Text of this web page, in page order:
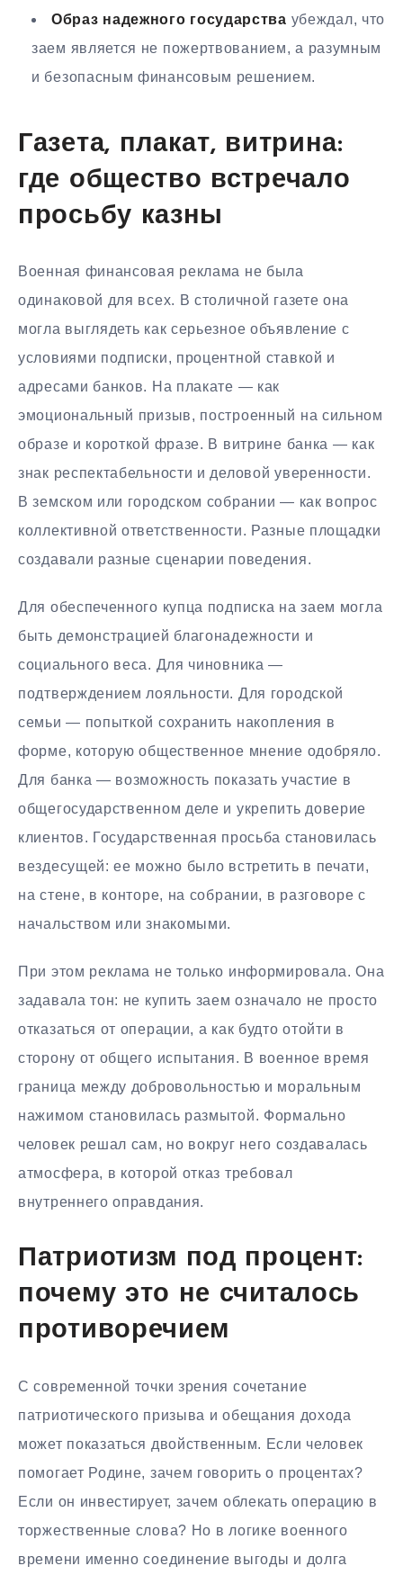
Образ надежного государства убеждал, что
заем является не пожертвованием, а разумным
и безопасным финансовым решением.
Газета, плакат, витрина:
где общество встречало
просьбу казны
Военная финансовая реклама не была
одинаковой для всех. В столичной газете она
могла выглядеть как серьезное объявление с
условиями подписки, процентной ставкой и
адресами банков. На плакате — как
эмоциональный призыв, построенный на сильном
образе и короткой фразе. В витрине банка — как
знак респектабельности и деловой уверенности.
В земском или городском собрании — как вопрос
коллективной ответственности. Разные площадки
создавали разные сценарии поведения.
Для обеспеченного купца подписка на заем могла
быть демонстрацией благонадежности и
социального веса. Для чиновника —
подтверждением лояльности. Для городской
семьи — попыткой сохранить накопления в
форме, которую общественное мнение одобряло.
Для банка — возможность показать участие в
общегосударственном деле и укрепить доверие
клиентов. Государственная просьба становилась
вездесущей: ее можно было встретить в печати,
на стене, в конторе, на собрании, в разговоре с
начальством или знакомыми.
При этом реклама не только информировала. Она
задавала тон: не купить заем означало не просто
отказаться от операции, а как будто отойти в
сторону от общего испытания. В военное время
граница между добровольностью и моральным
нажимом становилась размытой. Формально
человек решал сам, но вокруг него создавалась
атмосфера, в которой отказ требовал
внутреннего оправдания.
Патриотизм под процент:
почему это не считалось
противоречием
С современной точки зрения сочетание
патриотического призыва и обещания дохода
может показаться двойственным. Если человек
помогает Родине, зачем говорить о процентах?
Если он инвестирует, зачем облекать операцию в
торжественные слова? Но в логике военного
времени именно соединение выгоды и долга